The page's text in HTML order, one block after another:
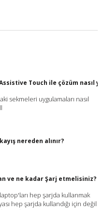
Touch ile çözüm nasıl
sekmeleri uygulamaları nasıl
nereden alınır?
ve ne kadar Şarj etmelisiniz?
hep şarjda kullanmak
hep şarjda kullandığı için değil